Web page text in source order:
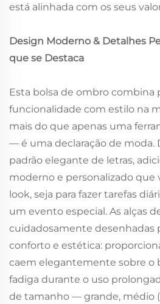
está alinhada com os seus
Design Moderno & Detalhes
que se Destaca
Esta bolsa de ombro
funcionalidade com estilo na
mais do que apenas uma
— é uma declaração de moda.
padrão elegante de letras,
moderno e personalizado que
look, seja para fazer tarefas
um evento especial. As alças
cuidadosamente desenhadas
conforto e estética:
caem elegantemente sobre o
fadiga durante o uso
de tamanho — grande, médio